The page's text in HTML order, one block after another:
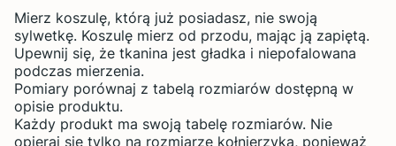
Mierz koszulę, którą już posiadasz, nie swoją
sylwetkę. Koszulę mierz od przodu, mając ją zapiętą.
Upewnij się, że tkanina jest gładka i niepofalowana
podczas mierzenia.
Pomiary porównaj z tabelą rozmiarów dostępną w
opisie produktu.
Każdy produkt ma swoją tabelę rozmiarów. Nie
opieraj się tylko na rozmiarze kołnierzyka, ponieważ